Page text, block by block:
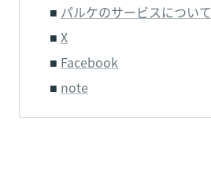
■ パルケのサービスについて
■ X
■ Facebook
■ note